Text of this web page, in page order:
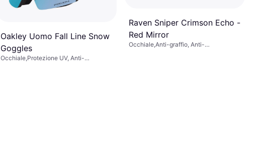
Oakley Uomo Fall Line Snow
Goggles
Occhiale,Protezione UV, Anti-
Raven Sniper Crimson Echo -
Red Mirror
Occhiale,Anti-graffio, Anti-